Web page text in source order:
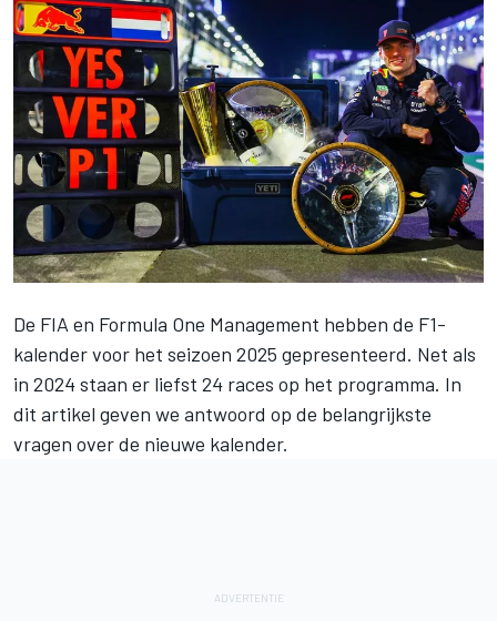
De FIA en Formula One Management hebben de F1-
kalender voor het seizoen 2025 gepresenteerd. Net als
in 2024 staan er liefst 24 races op het programma. In
dit artikel geven we antwoord op de belangrijkste
vragen over de nieuwe kalender.